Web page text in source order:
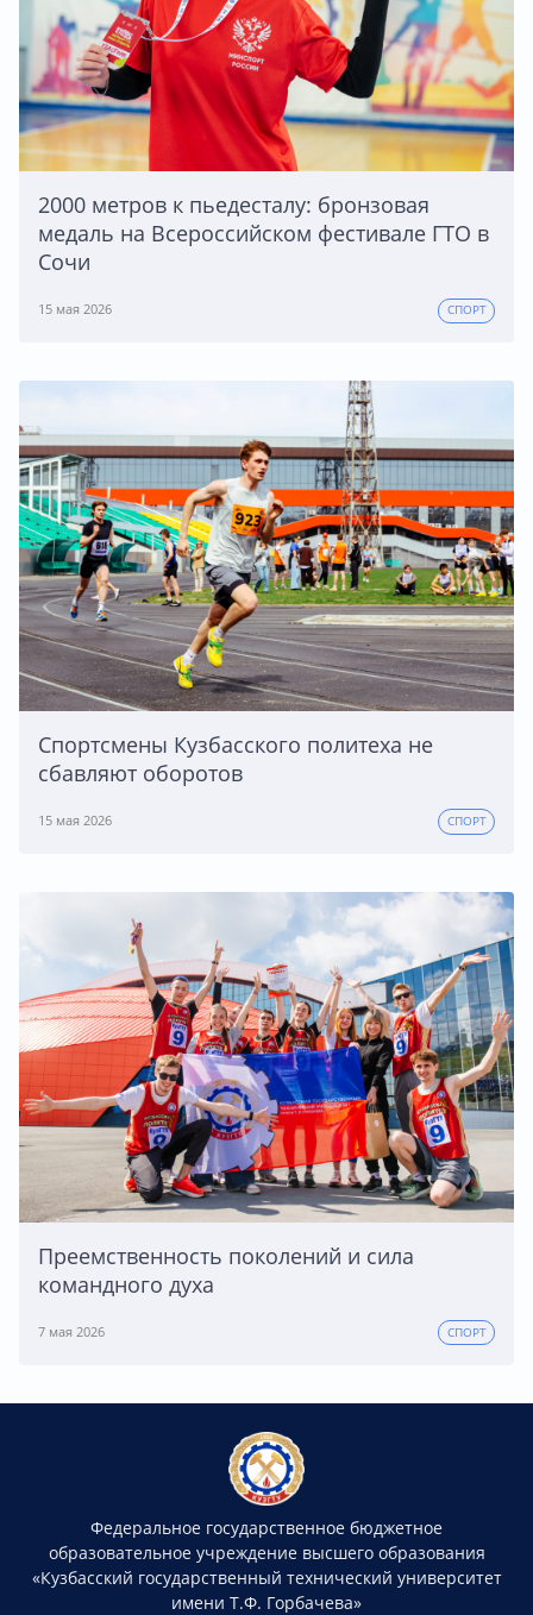
2000 метров к пьедесталу: бронзовая
медаль на Всероссийском фестивале ГТО в
Сочи
15 мая 2026 СПОРТ
Спортсмены Кузбасского политеха не
сбавляют оборотов
15 мая 2026 СПОРТ
Преемственность поколений и сила
командного духа
7 мая 2026 СПОРТ
Федеральное государственное бюджетное
образовательное учреждение высшего образования
«Кузбасский государственный технический университет
имени Т.Ф. Горбачева»